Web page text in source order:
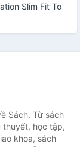
Slim Fit To
Sách. Từ sách
thuyết, học tập,
khoa, sách